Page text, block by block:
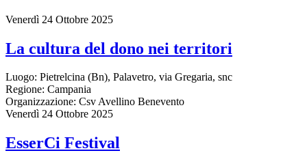
Venerdì 24 Ottobre 2025
La cultura del dono nei territori
Luogo: Pietrelcina (Bn), Palavetro, via Gregaria, snc
Regione: Campania
Organizzazione: Csv Avellino Benevento
Venerdì 24 Ottobre 2025
EsserCi Festival